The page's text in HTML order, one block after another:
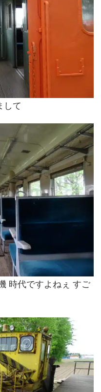
して
時代ですよねぇ すご